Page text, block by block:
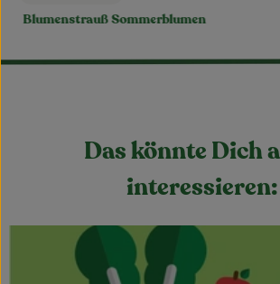
Blumenstrauß Sommerblumen
Das könnte Dich
interessieren: